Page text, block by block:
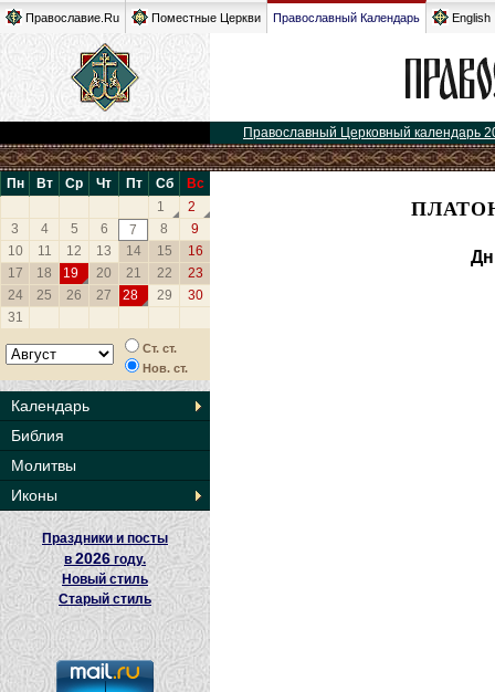
Православие.Ru Поместные Церкви Православный Календарь English
Православный Церковный календарь
Пн Вт Ср Чт Пт Сб
Вс
1
2
3
4 5 6 7 8
9
10
11 12 13 14 15
16
17
18 19 20 21 22
23
24
25 26 27 28 29
30
31
Ст. ст.
Нов. ст.
Календарь
Библия
Молитвы
Иконы
Праздники и посты
в2026 году.
Новый стиль
Старый стиль